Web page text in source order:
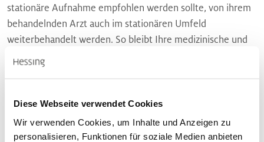
Diese Webseite verwendet Cookies
Wir verwenden Cookies, um Inhalte und Anzeigen zu
personalisieren, Funktionen für soziale Medien anbieten
stationäre Aufnahme empfohlen werden sollte, von ihrem
behandelnden Arzt auch im stationären Umfeld
weiterbehandelt werden. So bleibt Ihre medizinische und
therapeutische Versorgung in einer Hand.
entscheiden selbst, welchem Krankenhaus und Operateur
Sie Ihr Vertrauen schenken.